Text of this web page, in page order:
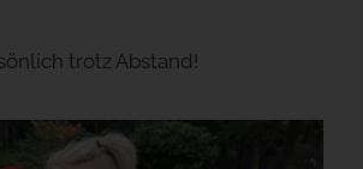
trotz Abstand!